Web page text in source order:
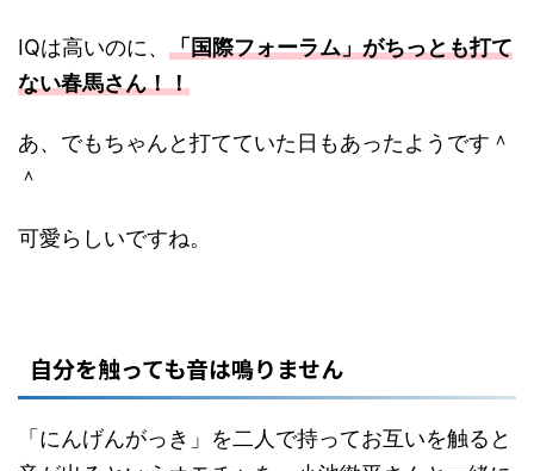
IQは高いのに、 「国際フォーラム」がちっとも打て
ない春馬さん！！
あ、でもちゃんと打てていた日もあったようです＾
＾
可愛らしいですね。
自分を触っても音は鳴りません
「にんげんがっき」を二人で持ってお互いを触ると